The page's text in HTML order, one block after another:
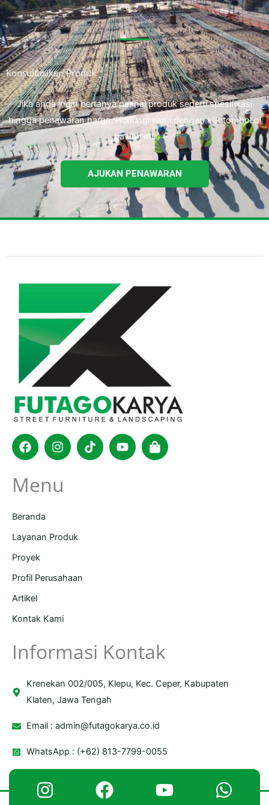
Konsultasikan Produk
Jika anda ingin bertanya perihal produk seperti spesifikasi
hingga penawaran harga. Hubungi kami dengan klik tombol di
bawah ini.
AJUKAN PENAWARAN
FacebookInstagram
TiktokYoutubeShopping-
bag
Menu
Beranda
Layanan Produk
Proyek
Profil Perusahaan
Artikel
Kontak Kami
Informasi Kontak
Krenekan 002/005, Klepu, Kec. Ceper, Kabupaten
Klaten, Jawa Tengah
Email :admin@futagokarya.co.id
WhatsApp : (+62) 813-7799-0055